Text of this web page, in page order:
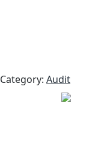
Category: Audit